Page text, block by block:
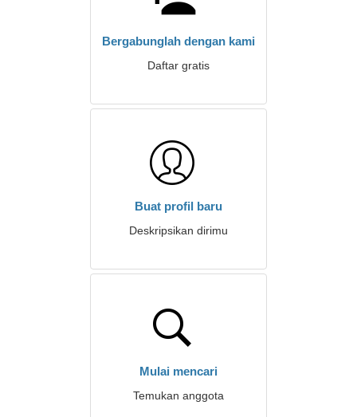
Bergabunglah dengan kami
Daftar gratis
Buat profil baru
Deskripsikan dirimu
Mulai mencari
Temukan anggota